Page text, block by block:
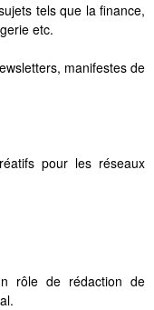
tels que la finance,
etc.
manifestes de
pour les réseaux
rôle de rédaction de